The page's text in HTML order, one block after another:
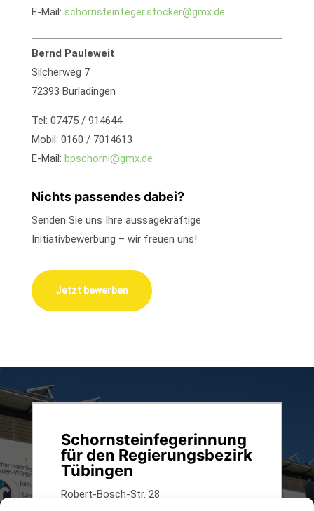
E-Mail: schornsteinfeger.stocker@gmx.de
Bernd Pauleweit
Silcherweg 7
72393 Burladingen
Tel: 07475 / 914644
Mobil: 0160 / 7014613
E-Mail: bpschorni@gmx.de
Nichts passendes dabei?
Senden Sie uns Ihre aussagekräftige
Initiativbewerbung – wir freuen uns!
Jetzt bewerben
Schornsteinfegerinnung
für den Regierungsbezirk
Tübingen
Robert-Bosch-Str. 28